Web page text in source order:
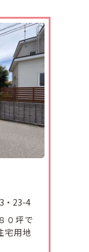
した
ります。
なりまし
す。
ますので、
・23-4
０坪で
宅用地